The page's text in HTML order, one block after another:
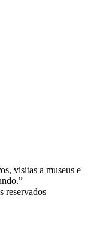
visitas a museus e
”
reservados